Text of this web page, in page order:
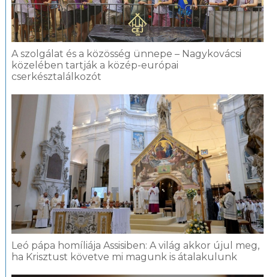
A szolgálat és a közösség ünnepe – Nagykovácsi
közelében tartják a közép-európai
cserkésztalálkozót
Leó pápa homíliája Assisiben: A világ akkor újul meg,
ha Krisztust követve mi magunk is átalakulunk